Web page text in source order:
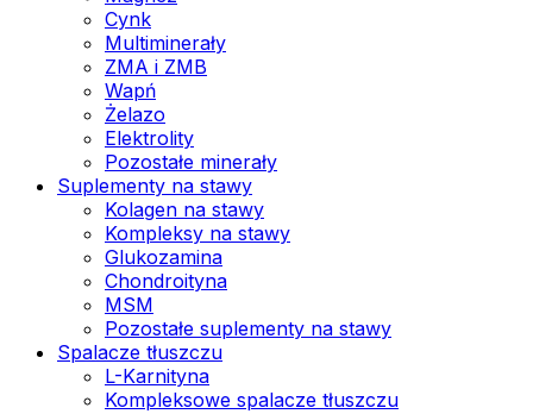
Cynk
Multiminerały
ZMA i ZMB
Wapń
Żelazo
Elektrolity
Pozostałe minerały
Suplementy na stawy
Kolagen na stawy
Kompleksy na stawy
Glukozamina
Chondroityna
MSM
Pozostałe suplementy na stawy
Spalacze tłuszczu
L-Karnityna
Kompleksowe spalacze tłuszczu